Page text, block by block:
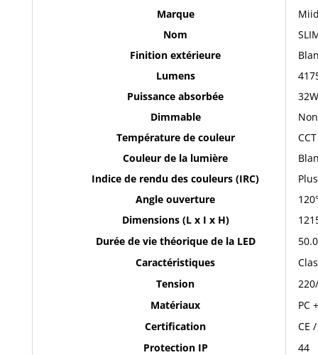
Marque
Nom
Finition extérieure
Lumens
Puissance absorbée
32W
Dimmable
Non
Température de couleur
Couleur de la lumière
Indice de rendu des couleurs (IRC)
Angle ouverture
Dimensions (L x I x H)
Durée de vie théorique de la LED
Caractéristiques
Tension
Matériaux
PC
Certification
CE
Protection IP
44